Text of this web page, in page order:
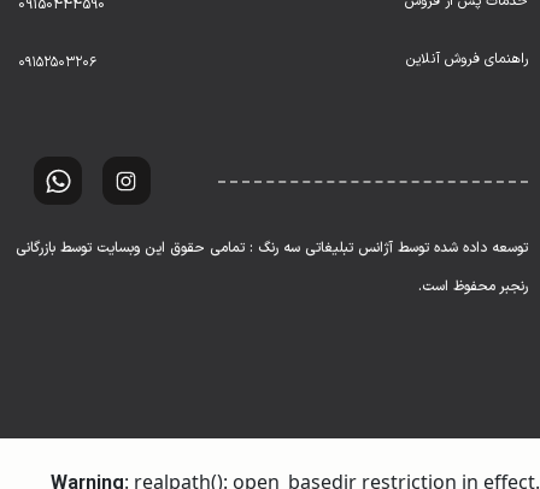
09150444590
راهنمای فروش آنلاین ۰۹۱۵۲۵۰۳۲۰۶
توسعه داده شده توسط آژانس تبلیغاتی سه رنگ : تمامی حقوق این وبسایت توسط بازرگانی
رنجبر محفوظ است.
: realpath(): open_basedir restriction in effect.